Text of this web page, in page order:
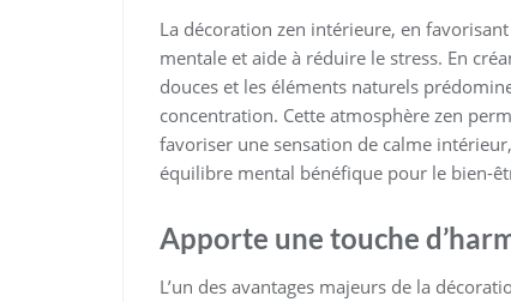
La décoration zen intérieure, en
mentale et aide à réduire le stress. En
douces et les éléments naturels
concentration. Cette atmosphère zen
favoriser une sensation de calme
équilibre mental bénéfique pour le bien-
Apporte une touche
L’un des avantages majeurs de la